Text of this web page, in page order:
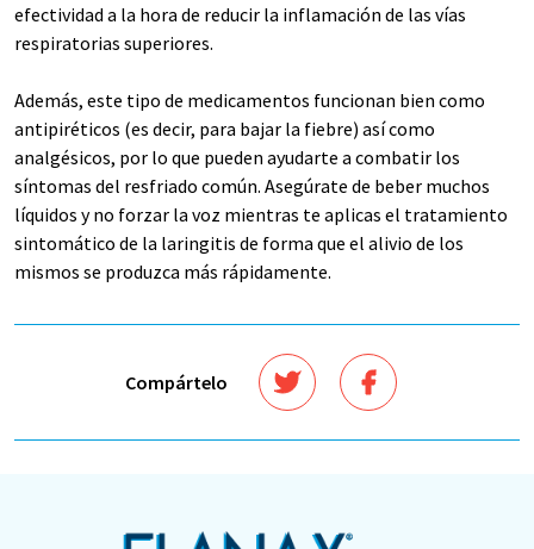
efectividad a la hora de reducir la inflamación de las vías
respiratorias superiores.
Además, este tipo de medicamentos funcionan bien como
antipiréticos (es decir, para bajar la fiebre) así como
analgésicos, por lo que pueden ayudarte a combatir los
síntomas del resfriado común. Asegúrate de beber muchos
líquidos y no forzar la voz mientras te aplicas el tratamiento
sintomático de la laringitis de forma que el alivio de los
mismos se produzca más rápidamente.
Compártelo